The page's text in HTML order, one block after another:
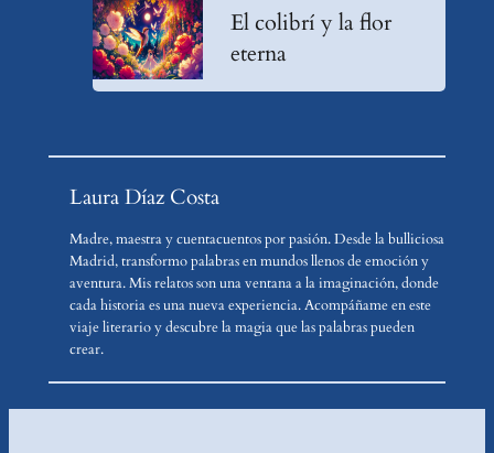
El colibrí y la flor
eterna
Laura Díaz Costa
Madre, maestra y cuentacuentos por pasión. Desde la bulliciosa
Madrid, transformo palabras en mundos llenos de emoción y
aventura. Mis relatos son una ventana a la imaginación, donde
cada historia es una nueva experiencia. Acompáñame en este
viaje literario y descubre la magia que las palabras pueden
crear.